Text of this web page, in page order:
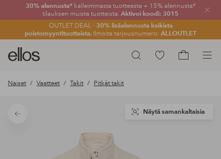
30% alennusta*kalleimmasta tuotteesta + 15% alennusta*
tilauksen muista tuotteista. Aktivoi koodi: 3015
OUTLET DEAL -30% lisäalennusta kaikista
poistomyyntituotteista. Ilmoita tarjousnumero: ALLOUTLET
Sulje
Hae
Ellos-
logo
siirry
Siirry
Naiset Vaatteet Takit Pitkät takit
Takaisin
Näytä samankaltaisia